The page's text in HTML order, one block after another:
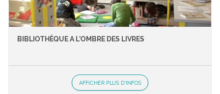
BIBLIOTHÈQUE A L’OMBRE DES LIVRES
AFFICHER PLUS D'INFOS